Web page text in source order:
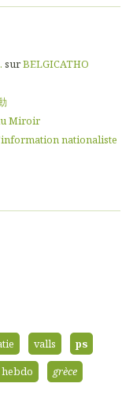
surBELGICATHO
Miroir
nationaliste
valls
ps
grèce